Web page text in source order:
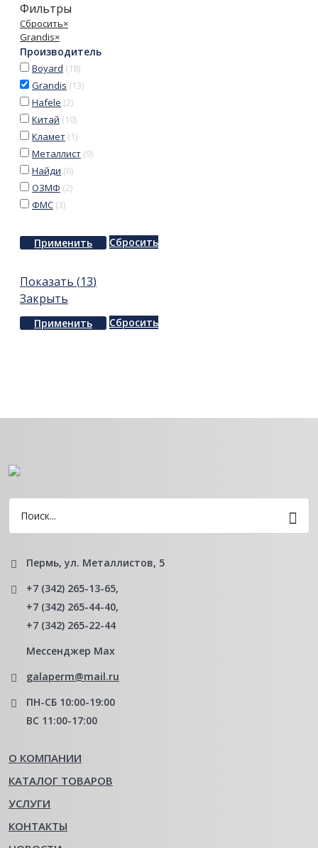
Фильтры
Сбросить×
Grandis×
Производитель
Boyard (18)
Grandis (13)
Hafele (2)
Китай (10)
Кламет (1)
Металлист (9)
Найди (6)
ОЗМФ (2)
ФМС (3)
Применить Сбросить
Показать (13)
Закрыть
Применить Сбросить
Пермь, ул. Металлистов, 5
+7 (342) 265-13-65,
+7 (342) 265-44-40,
+7 (342) 265-22-44
Мессенджер Мах
galaperm@mail.ru
ПН-СБ 10:00-19:00
ВС 11:00-17:00
О КОМПАНИИ
КАТАЛОГ ТОВАРОВ
УСЛУГИ
КОНТАКТЫ